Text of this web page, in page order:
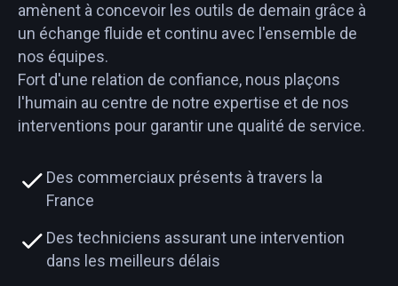
amènent à concevoir les outils de demain grâce à
un échange fluide et continu avec l'ensemble de
nos équipes.
Fort d'une relation de confiance, nous plaçons
l'humain au centre de notre expertise et de nos
interventions pour garantir une qualité de service.
Des commerciaux présents à travers la
France
Des techniciens assurant une intervention
dans les meilleurs délais